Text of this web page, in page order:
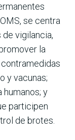
se centra
vigilancia,
la
y vacunas;
humanos; y
participen
de brotes.